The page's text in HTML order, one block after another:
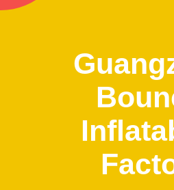
CONTACTEER